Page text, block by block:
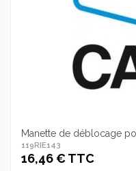
Manette de déblocage
119RIE143
16,46 € TTC